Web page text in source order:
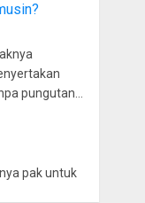
pungutan…
pak untuk